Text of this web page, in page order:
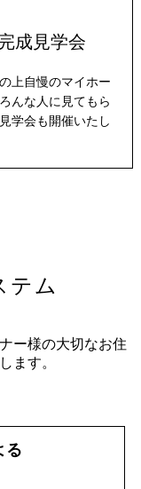
成見学会
上自慢のマイホー
んな人に見てもら
学会も開催いたし
テム
ー様の大切なお住
ます。
る